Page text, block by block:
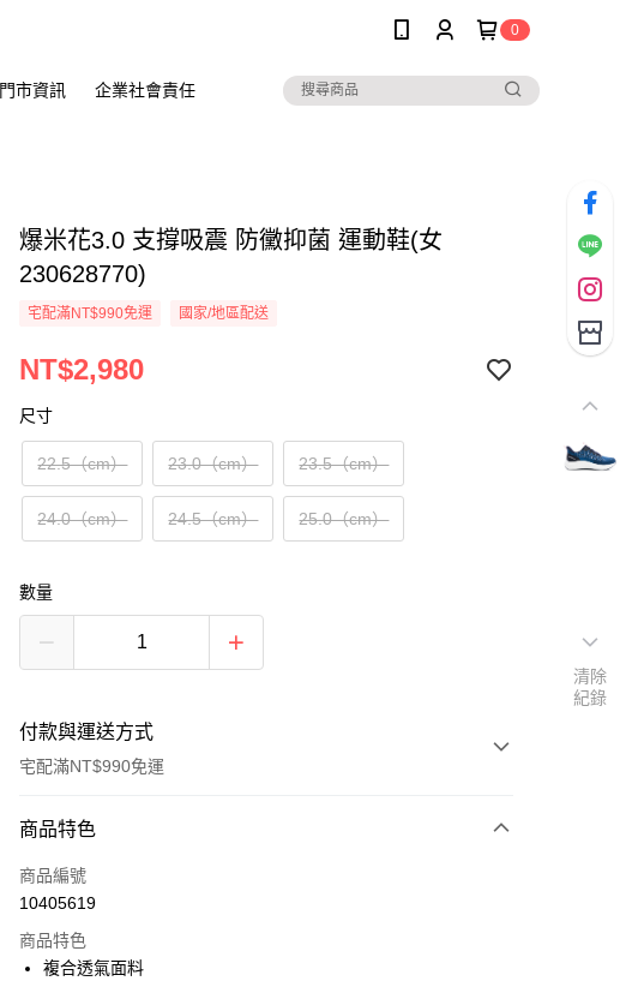
0
門市資訊 企業社會責任
爆米花3.0 支撐吸震 防黴抑菌 運動鞋(女
230628770)
宅配滿NT$990免運 國家/地區配送
NT$2,980
尺寸
22.5（cm） 23.0（cm） 23.5（cm）
24.0（cm） 24.5（cm） 25.0（cm）
數量
付款與運送方式
宅配滿NT$990免運
付款方式
信用卡一次付款
Apple Pay
商品特色
商品編號
10405619
商品特色
複合透氣面料
清除
紀錄